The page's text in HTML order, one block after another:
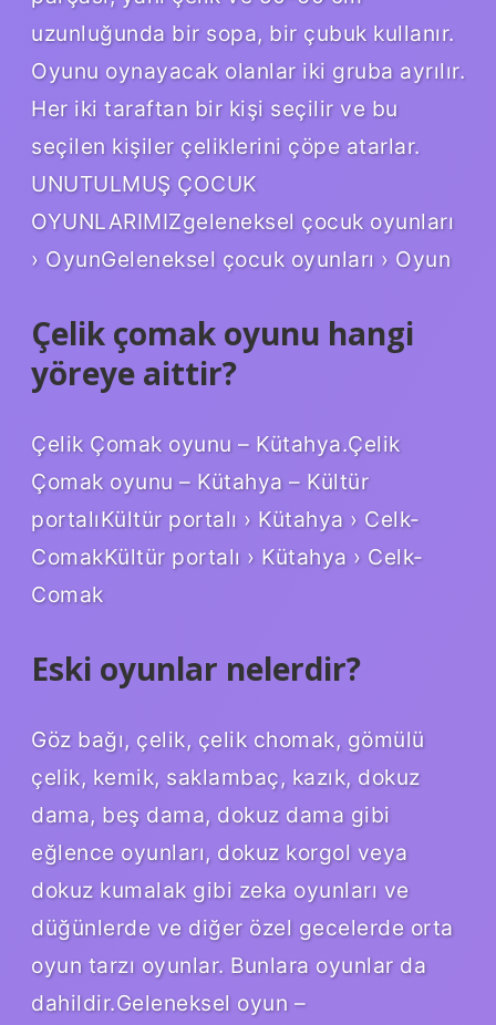
uzunluğunda bir sopa, bir çubuk kullanır.
Oyunu oynayacak olanlar iki gruba ayrılır.
Her iki taraftan bir kişi seçilir ve bu
seçilen kişiler çeliklerini çöpe atarlar.
UNUTULMUŞ ÇOCUK
OYUNLARIMIZgeleneksel çocuk oyunları
› OyunGeleneksel çocuk oyunları › Oyun
Çelik çomak oyunu hangi
yöreye aittir?
Çelik Çomak oyunu – Kütahya.Çelik
Çomak oyunu – Kütahya – Kültür
portalıKültür portalı › Kütahya › Celk-
ComakKültür portalı › Kütahya › Celk-
Comak
Eski oyunlar nelerdir?
Göz bağı, çelik, çelik chomak, gömülü
çelik, kemik, saklambaç, kazık, dokuz
dama, beş dama, dokuz dama gibi
eğlence oyunları, dokuz korgol veya
dokuz kumalak gibi zeka oyunları ve
düğünlerde ve diğer özel gecelerde orta
oyun tarzı oyunlar. Bunlara oyunlar da
dahildir.Geleneksel oyun –